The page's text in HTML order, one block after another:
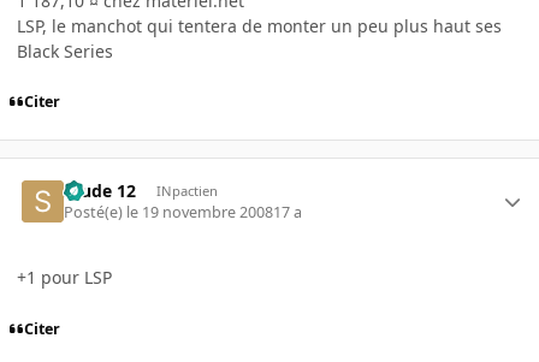
LSP, le manchot qui tentera de monter un peu plus haut ses
Black Series
Citer
Stude 12 INpactien
Posté(e) le 19 novembre 200817 a
+1 pour LSP
Citer